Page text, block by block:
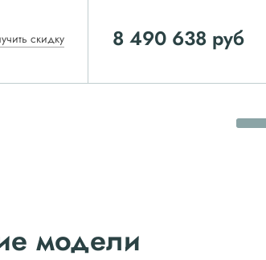
скидку 8 490 638 руб
модели